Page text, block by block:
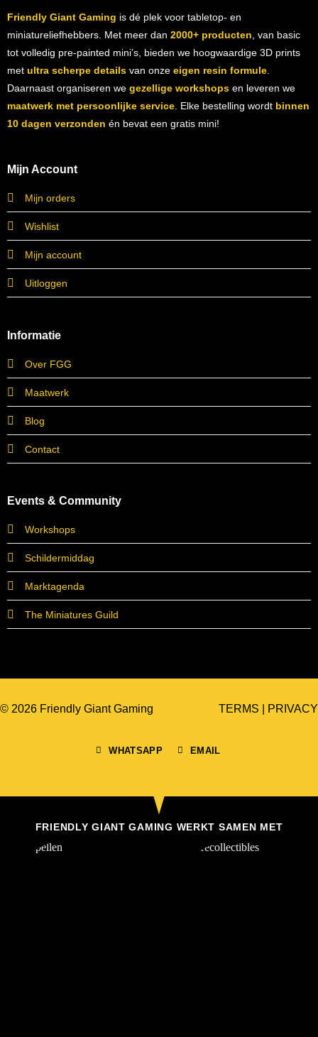
Friendly Giant Gaming is dé plek voor tabletop- en
miniatureliefhebbers. Met meer dan 2000+ producten , van basic
tot volledig pre-painted mini’s, bieden we hoogwaardige 3D prints
met ultra scherpe detailsvan onze eigen resin formule.
Daarnaast organiseren we gezellige workshopsen leveren we
maatwerk met persoonlijke service. Elke bestelling wordt binnen
10 dagen verzonden én bevat een gratis mini!
Mijn Account
Mijn orders
Wishlist
Mijn account
Uitloggen
Informatie
Over FGG
Maatwerk
Blog
Contact
Events & Community
Workshops
Schildermiddag
Marktagenda
The Miniatures Guild
© 2026 Friendly Giant Gaming
WHATSAPP EMAIL
TERMS PRIVACY
FRIENDLY GIANT GAMING WERKT SAMEN MET